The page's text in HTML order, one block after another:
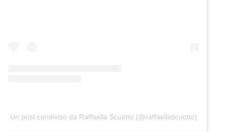
Un post condiviso da Raffaella Scuotto (@raffaellascuotto)